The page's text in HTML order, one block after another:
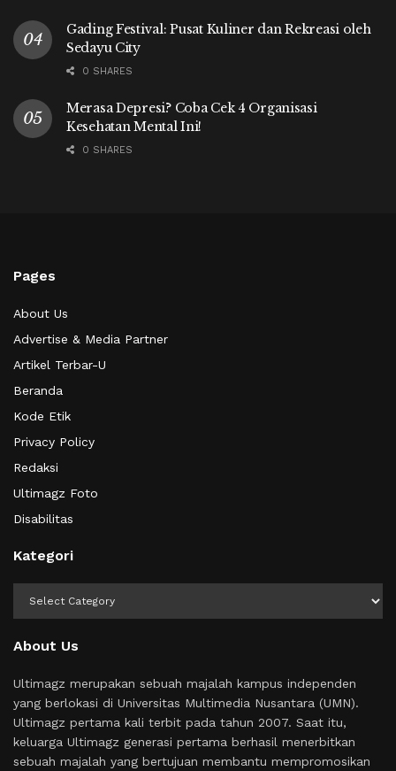
Gading Festival: Pusat Kuliner dan Rekreasi oleh
Sedayu City
0 SHARES
Merasa Depresi? Coba Cek 4 Organisasi
Kesehatan Mental Ini!
0 SHARES
Pages
About Us
Advertise & Media Partner
Artikel Terbar-U
Beranda
Kode Etik
Privacy Policy
Redaksi
Ultimagz Foto
Disabilitas
Kategori
About Us
Ultimagz merupakan sebuah majalah kampus independen
yang berlokasi di Universitas Multimedia Nusantara (UMN).
Ultimagz pertama kali terbit pada tahun 2007. Saat itu,
keluarga Ultimagz generasi pertama berhasil menerbitkan
sebuah majalah yang bertujuan membantu mempromosikan